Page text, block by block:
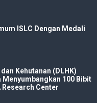
ISLC Dengan Medali
Kehutanan (DLHK)
100 Bibit
Research Center